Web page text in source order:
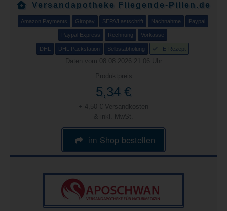
Versandapotheke Fliegende-Pillen.de
Amazon Payments Giropay SEPA/Lastschrift Nachnahme Paypal
Paypal Express Rechnung Vorkasse
DHL DHL Packstation Selbstabholung E-Rezept
Daten vom 08.08.2026 21:06 Uhr
Produktpreis
5,34 €
+ 4,50 € Versandkosten
& inkl. MwSt.
im Shop bestellen